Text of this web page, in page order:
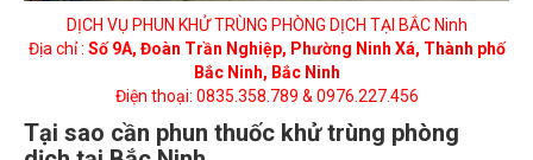
DỊCH VỤ PHUN KHỬ TRÙNG PHÒNG DỊCH TẠI BẮC Ninh
Địa chỉ :Số 9A, Đoàn Trần Nghiệp, Phường Ninh Xá, Thành phố
Bắc Ninh, Bắc Ninh
Điện thoại: 0835.358.789 & 0976.227.456
Tại sao cần phun thuốc khử trùng phòng
dịch tại Bắc Ninh